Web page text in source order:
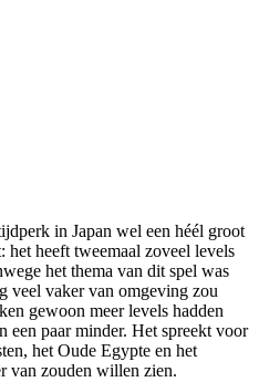
in Japan wel een héél groot
het heeft tweemaal zoveel levels
het thema van dit spel was
veel vaker van omgeving zou
gewoon meer levels hadden
een paar minder. Het spreekt voor
het Oude Egypte en het
van zouden willen zien.